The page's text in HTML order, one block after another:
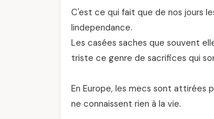
C'est ce qui fait que de nos jours
lindependance.
Les casées saches que souvent
triste ce genre de sacrifices qui
En Europe, les mecs sont attirées
ne connaissent rien à la vie.